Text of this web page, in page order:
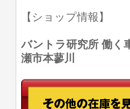
【ショップ情報】
バントラ研究所 働
瀬市本蓼川